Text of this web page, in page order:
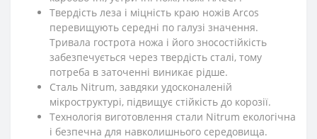
Твердість леза і міцність краю ножів Arcos
перевищують середні по галузі значення.
Тривала гострота ножа і його зносостійкість
забезпечується через твердість сталі, тому
потреба в заточенні виникає рідше.
Сталь Nitrum, завдяки удосконаленій
мікроструктурі, підвищує стійкість до корозії.
Технологія виготовлення стали Nitrum екологічна
і безпечна для навколишнього середовища.